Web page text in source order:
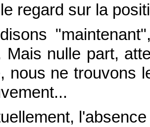
regard sur la
Mais nulle part,
nous ne trouvons